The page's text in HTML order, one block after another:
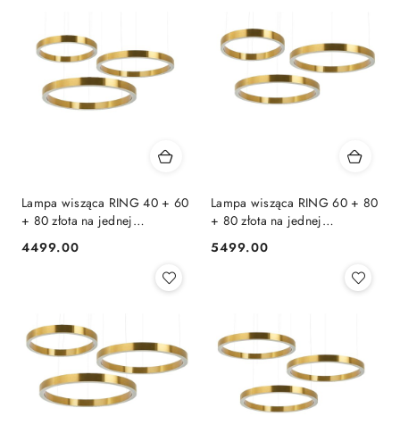
Lampa wisząca RING 40 + 60
+ 80 złota na jednej
podsufitce
Cena:
4499.00
Lampa wisząca RING 60 + 80
+ 80 złota na jednej
podsufitce
Cena:
5499.00